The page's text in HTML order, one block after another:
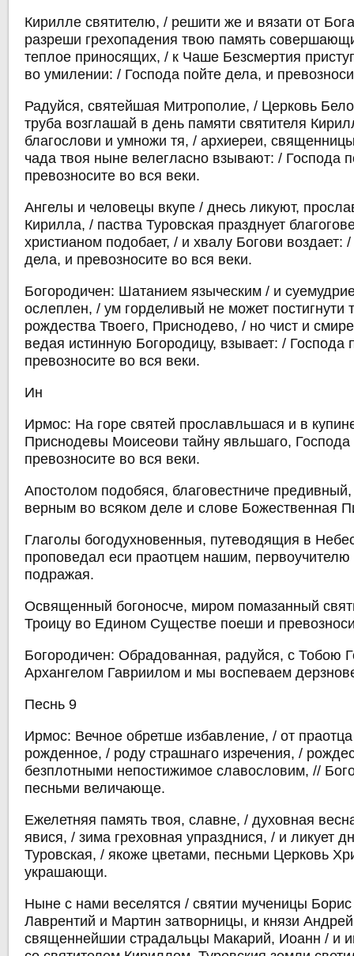
Кирилле святителю, / решити же и вязати от
разреши грехопадения твою память
теплое приносящих, / к Чаше Безсмертия
во умилении: / Господа пойте дела, и
Радуйся, святейшая Митрополие, / Церковь
труба возглашай в день памяти святителя
благослови и умножи тя, / архиереи,
чада твоя ныне велегласно взывают: / Господа
превозносите во вся веки.
Ангелы и человецы вкупе / днесь ликуют,
Кирилла, / паства Туровская празднует
христианом подобает, / и хвалу Богови воздает:
дела, и превозносите во вся веки.
Богородичен: Шатанием языческим / и
ослеплен, / ум горделивый не может постигнути
рождества Твоего, Приснодево, / но чист и
ведая истинную Богородицу, взывает: / Господа
превозносите во вся веки.
Ин
Ирмос: На горе святей прославльшася и в
Приснодевы Моисеови тайну явльшаго, Господа
превозносите во вся веки.
Апостолом подобяся, благовестниче
верным во всяком деле и слове Божественная
Глаголы богодухновенныя, путеводящия в
проповедал еси праотцем нашим,
подражая.
Освященный богоносче, миром помазанный
Троицу во Едином Существе поеши и
Богородичен: Обрадованная, радуйся, с Тобою
Архангелом Гавриилом и мы воспеваем
Песнь 9
Ирмос: Вечное обретше избавление, / от
рожденное, / роду страшнаго изречения, /
безплотными непостижимое славословим, //
песньми величающе.
Ежелетняя память твоя, славне, / духовная
явися, / зима греховная упразднися, / и ликует
Туровская, / якоже цветами, песньми Церковь
украшающи.
Ныне с нами веселятся / святии мученицы
Лаврентий и Мартин затворницы, и князи
священнейшии страдальцы Макарий, Иоанн / и